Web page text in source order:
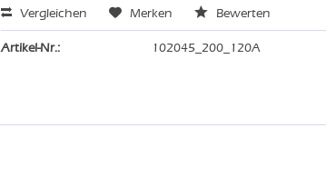
Vergleichen Merken Bewerten
Artikel-Nr.: 102045_200_120A